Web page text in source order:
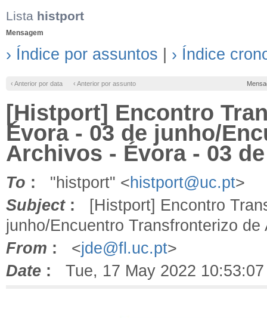
Lista histport
Mensagem
› Índice por assuntos › Índice
‹ Anterior por data ‹ Anterior por assunto
[Histport] Encontro
Évora - 03 de junho/
Archivos - Évora - 03
To : "histport" <histport@uc.pt>
Subject: [Histport] Encontro
junho/Encuentro Transfronterizo
From : <jde@fl.uc.pt>
Date : Tue, 17 May 2022